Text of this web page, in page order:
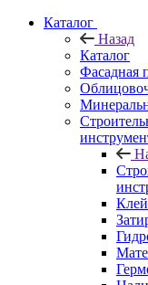
Каталог
Назад
Каталог
Фасадная